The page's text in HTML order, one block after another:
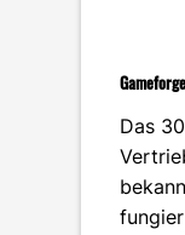
Gameforge
Das